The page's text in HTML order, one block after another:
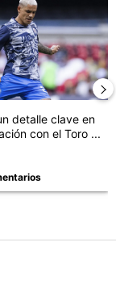
detalle clave en
con el Toro ...